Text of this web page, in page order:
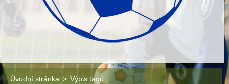
Úvodní stránka > Výpis tagů